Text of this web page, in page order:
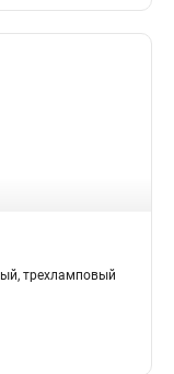
трехламповый